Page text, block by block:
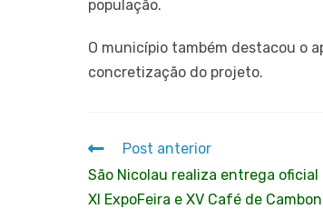
população.
O município também destacou o
concretização do projeto.
Post anterior
São Nicolau realiza entrega
XI ExpoFeira e XV Café de